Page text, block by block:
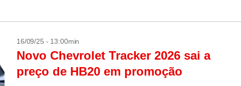
16/09/25 - 13:00min
Novo Chevrolet Tracker 2026 sai a
preço de HB20 em promoção